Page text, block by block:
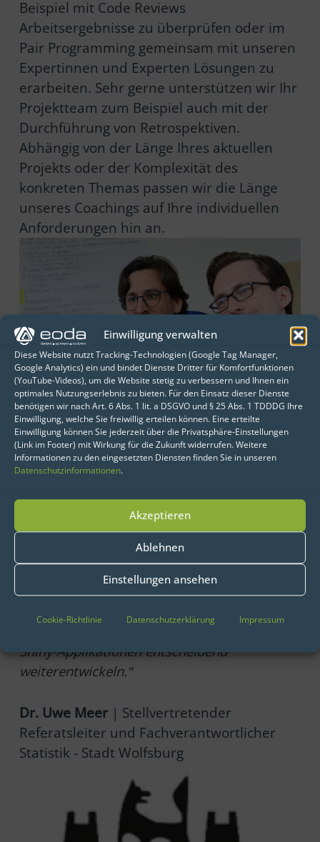
Einwilligung verwalten
Diese Website nutzt Tracking-Technologien (Google Tag Manager,
Google Analytics) ein und bindet Dienste Dritter für Komfortfunktionen
(YouTube-Videos), um die Website stetig zu verbessern und Ihnen ein
optimales Nutzungserlebnis zu bieten. Für den Einsatz dieser Dienste
benötigen wir nach Art. 6 Abs. 1 lit. a DSGVO und § 25 Abs. 1 TDDDG Ihre
Einwilligung, welche Sie freiwillig erteilen können. Eine erteilte
Einwilligung können Sie jederzeit über die Privatsphäre-Einstellungen
(Link im Footer) mit Wirkung für die Zukunft widerrufen. Weitere
Informationen zu den eingesetzten Diensten finden Sie in unseren
Datenschutzinformationen.
Akzeptieren
Ablehnen
Einstellungen ansehen
Cookie-Richtlinie Datenschutzerklärung Impressum
Beispiel mit Code Reviews
Arbeitsergebnisse zu überprüfen oder im
Pair Programming gemeinsam mit unseren
Expertinnen und Experten Lösungen zu
erarbeiten. Sehr gerne unterstützen wir Ihr
Projektteam zum Beispiel auch mit der
Durchführung von Retrospektiven.
Abhängig von der Länge Ihres aktuellen
Projekts oder der Komplexität des
konkreten Themas passen wir die Länge
unseres Coachings auf Ihre individuellen
Anforderungen hin an.
„Das Data-Science-Coaching von eoda
zeichnet sich aus durch eine exzellente
sympathische Beratung auf Augenhöhe. eoda
ist flexibel auf unsere Anforderungen
eingegangen und hat uns an genau den
Stellen unterstützt, wo für uns das größte
Potenzial lag. Dadurch konnten wir unsere
Shiny-Applikationen entscheidend
weiterentwickeln.“
Dr. Uwe Meer| Stellvertretender
Referatsleiter und Fachverantwortlicher
Statistik - Stadt Wolfsburg